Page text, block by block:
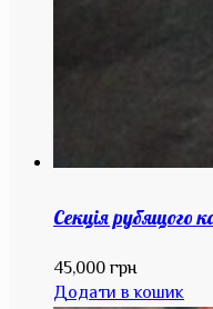
Секція рубящого
45,000грн
Додати в кошик